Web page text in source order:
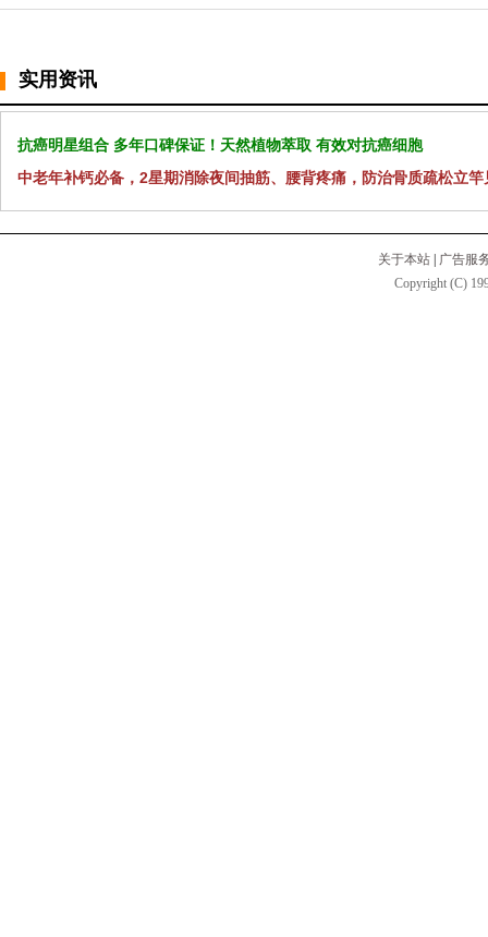
实用资讯
抗癌明星组合 多年口碑保证！天然植物萃取 有效对抗癌细胞
中老年补钙必备，2星期消除夜间抽筋、腰背疼痛，防治骨质疏松立竿
关于本站
广告服
Copyright (C)